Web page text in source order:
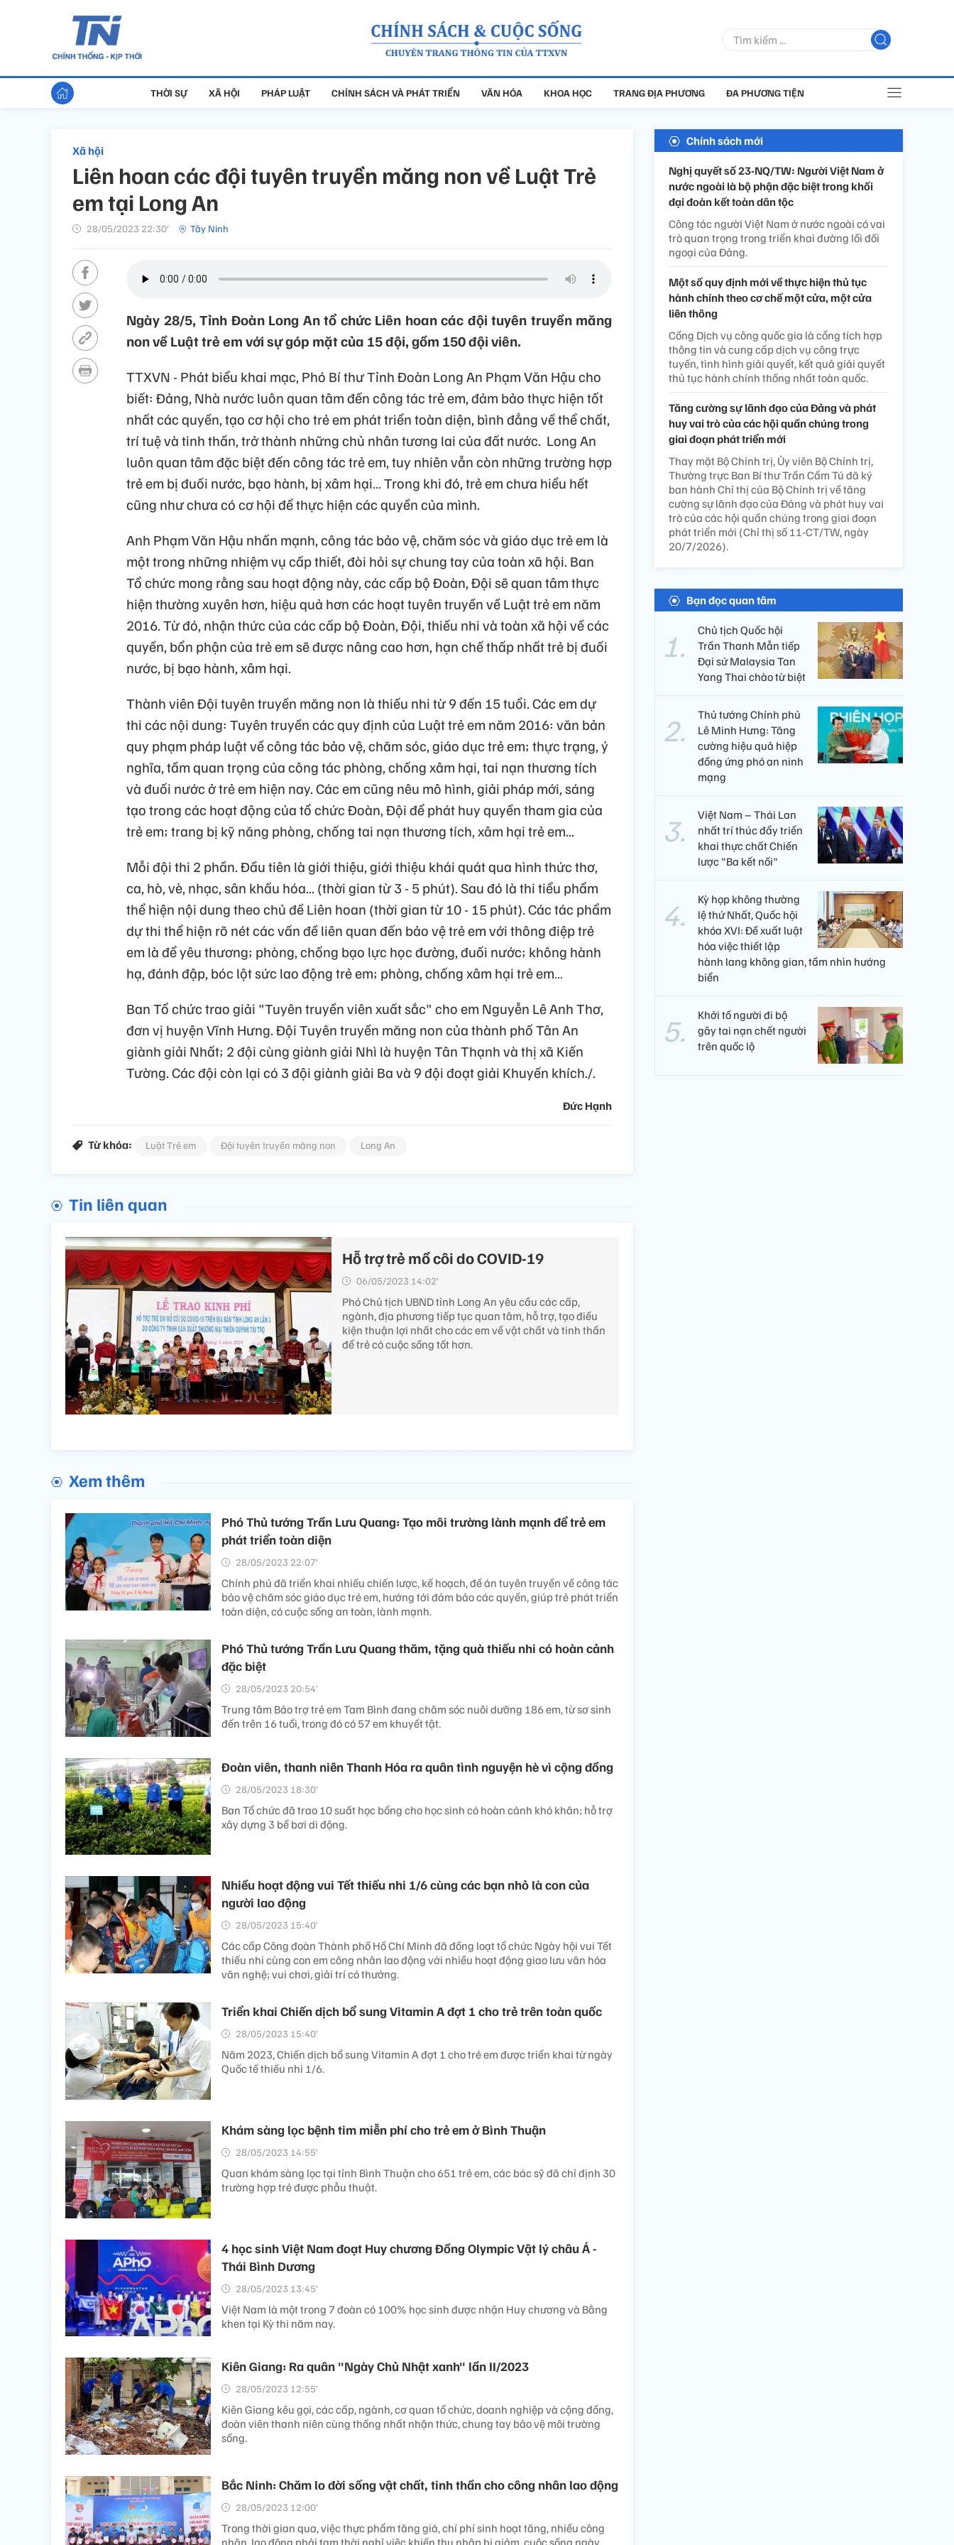
THỜI SỰ XÃ HỘI PHÁP LUẬT CHÍNH SÁCH VÀ PHÁT TRIỂN VĂN HÓA KHOA HỌC TRANG ĐỊA PHƯƠNG ĐA PHƯƠNG TIỆN
Xã hội
Liên hoan các đội tuyên truyền măng non về Luật Trẻ
em tại Long An
28/05/2023 22:30’ Tây Ninh
Ngày 28/5, Tỉnh Đoàn Long An tổ chức Liên hoan các đội tuyên truyền măng
non về Luật trẻ em với sự góp mặt của 15 đội, gồm 150 đội viên.
TTXVN - Phát biểu khai mạc, Phó Bí thư Tỉnh Đoàn Long An Phạm Văn Hậu cho
biết: Đảng, Nhà nước luôn quan tâm đến công tác trẻ em, đảm bảo thực hiện tốt
nhất các quyền, tạo cơ hội cho trẻ em phát triển toàn diện, bình đẳng về thể chất,
trí tuệ và tinh thần, trở thành những chủ nhân tương lai của đất nước. Long An
luôn quan tâm đặc biệt đến công tác trẻ em, tuy nhiên vẫn còn những trường hợp
trẻ em bị đuối nước, bạo hành, bị xâm hại… Trong khi đó, trẻ em chưa hiểu hết
cũng như chưa có cơ hội để thực hiện các quyền của mình.
Anh Phạm Văn Hậu nhấn mạnh, công tác bảo vệ, chăm sóc và giáo dục trẻ em là
một trong những nhiệm vụ cấp thiết, đòi hỏi sự chung tay của toàn xã hội. Ban
Tổ chức mong rằng sau hoạt động này, các cấp bộ Đoàn, Đội sẽ quan tâm thực
hiện thường xuyên hơn, hiệu quả hơn các hoạt tuyên truyền về Luật trẻ em năm
2016. Từ đó, nhận thức của các cấp bộ Đoàn, Đội, thiếu nhi và toàn xã hội về các
quyền, bổn phận của trẻ em sẽ được nâng cao hơn, hạn chế thấp nhất trẻ bị đuối
nước, bị bạo hành, xâm hại.
Thành viên Đội tuyên truyền măng non là thiếu nhi từ 9 đến 15 tuổi. Các em dự
thi các nội dung: Tuyên truyền các quy định của Luật trẻ em năm 2016: văn bản
quy phạm pháp luật về công tác bảo vệ, chăm sóc, giáo dục trẻ em; thực trạng, ý
nghĩa, tầm quan trọng của công tác phòng, chống xâm hại, tai nạn thương tích
và đuối nước ở trẻ em hiện nay. Các em cũng nêu mô hình, giải pháp mới, sáng
tạo trong các hoạt động của tổ chức Đoàn, Đội để phát huy quyền tham gia của
trẻ em; trang bị kỹ năng phòng, chống tai nạn thương tích, xâm hại trẻ em...
Mỗi đội thi 2 phần. Đầu tiên là giới thiệu, giới thiệu khái quát qua hình thức thơ,
ca, hò, vè, nhạc, sân khấu hóa... (thời gian từ 3 - 5 phút). Sau đó là thi tiểu phẩm
thể hiện nội dung theo chủ đề Liên hoan (thời gian từ 10 - 15 phút). Các tác phẩm
dự thi thể hiện rõ nét các vấn đề liên quan đến bảo vệ trẻ em với thông điệp trẻ
em là để yêu thương; phòng, chống bạo lực học đường, đuối nước; không hành
hạ, đánh đập, bóc lột sức lao động trẻ em; phòng, chống xâm hại trẻ em…
Ban Tổ chức trao giải "Tuyên truyền viên xuất sắc" cho em Nguyễn Lê Anh Thơ,
đơn vị huyện Vĩnh Hưng. Đội Tuyên truyền măng non của thành phố Tân An
giành giải Nhất; 2 đội cùng giành giải Nhì là huyện Tân Thạnh và thị xã Kiến
Tường. Các đội còn lại có 3 đội giành giải Ba và 9 đội đoạt giải Khuyến khích./.
Đức Hạnh
Từ khóa: Luật Trẻ em Đội tuyên truyền măng non Long An
Tin liên quan
Hỗ trợ trẻ mồ côi do COVID-19
06/05/2023 14:02’
Phó Chủ tịch UBND tỉnh Long An yêu cầu các cấp,
ngành, địa phương tiếp tục quan tâm, hỗ trợ, tạo điều
kiện thuận lợi nhất cho các em về vật chất và tinh thần
để trẻ có cuộc sống tốt hơn.
Xem thêm
Phó Thủ tướng Trần Lưu Quang: Tạo môi trường lành mạnh để trẻ em
phát triển toàn diện
28/05/2023 22:07’
Chính phủ đã triển khai nhiều chiến lược, kế hoạch, đề án tuyên truyền về công tác
bảo vệ chăm sóc giáo dục trẻ em, hướng tới đảm bảo các quyền, giúp trẻ phát triển
toàn diện, có cuộc sống an toàn, lành mạnh.
Phó Thủ tướng Trần Lưu Quang thăm, tặng quà thiếu nhi có hoàn cảnh
đặc biệt
28/05/2023 20:54’
Trung tâm Bảo trợ trẻ em Tam Bình đang chăm sóc nuôi dưỡng 186 em, từ sơ sinh
đến trên 16 tuổi, trong đó có 57 em khuyết tật.
Đoàn viên, thanh niên Thanh Hóa ra quân tình nguyện hè vì cộng đồng
28/05/2023 18:30’
Ban Tổ chức đã trao 10 suất học bổng cho học sinh có hoàn cảnh khó khăn; hỗ trợ
xây dựng 3 bể bơi di động.
Nhiều hoạt động vui Tết thiếu nhi 1/6 cùng các bạn nhỏ là con của
người lao động
28/05/2023 15:40’
Các cấp Công đoàn Thành phố Hồ Chí Minh đã đồng loạt tổ chức Ngày hội vui Tết
thiếu nhi cùng con em công nhân lao động với nhiều hoạt động giao lưu văn hóa
văn nghệ; vui chơi, giải trí có thưởng.
Triển khai Chiến dịch bổ sung Vitamin A đợt 1 cho trẻ trên toàn quốc
28/05/2023 15:40’
Năm 2023, Chiến dịch bổ sung Vitamin A đợt 1 cho trẻ em được triển khai từ ngày
Quốc tế thiếu nhi 1/6.
Khám sàng lọc bệnh tim miễn phí cho trẻ em ở Bình Thuận
28/05/2023 14:55’
Quan khám sàng lọc tại tỉnh Bình Thuận cho 651 trẻ em, các bác sỹ đã chỉ định 30
trường hợp trẻ được phẫu thuật.
4 học sinh Việt Nam đoạt Huy chương Đồng Olympic Vật lý châu Á -
Thái Bình Dương
28/05/2023 13:45’
Việt Nam là một trong 7 đoàn có 100% học sinh được nhận Huy chương và Bằng
khen tại Kỳ thi năm nay.
Kiên Giang: Ra quân "Ngày Chủ Nhật xanh" lần II/2023
28/05/2023 12:55’
Kiên Giang kêu gọi, các cấp, ngành, cơ quan tổ chức, doanh nghiệp và cộng đồng,
đoàn viên thanh niên cùng thống nhất nhận thức, chung tay bảo vệ môi trường
sống.
Bắc Ninh: Chăm lo đời sống vật chất, tinh thần cho công nhân lao động
28/05/2023 12:00’
Trong thời gian qua, việc thực phẩm tăng giá, chí phí sinh hoạt tăng, nhiều công
Chính sách mới
Nghị quyết số 23-NQ/TW: Người Việt Nam ở
nước ngoài là bộ phận đặc biệt trong khối
đại đoàn kết toàn dân tộc
Công tác người Việt Nam ở nước ngoài có vai
trò quan trọng trong triển khai đường lối đối
ngoại của Đảng.
Một số quy định mới về thực hiện thủ tục
hành chính theo cơ chế một cửa, một cửa
liên thông
Cổng Dịch vụ công quốc gia là cổng tích hợp
thông tin và cung cấp dịch vụ công trực
tuyến, tình hình giải quyết, kết quả giải quyết
thủ tục hành chính thống nhất toàn quốc.
Tăng cường sự lãnh đạo của Đảng và phát
huy vai trò của các hội quần chúng trong
giai đoạn phát triển mới
Thay mặt Bộ Chính trị, Ủy viên Bộ Chính trị,
Thường trực Ban Bí thư Trần Cẩm Tú đã ký
ban hành Chỉ thị của Bộ Chính trị về tăng
cường sự lãnh đạo của Đảng và phát huy vai
trò của các hội quần chúng trong giai đoạn
phát triển mới (Chỉ thị số 11-CT/TW, ngày
20/7/2026).
Bạn đọc quan tâm
Chủ tịch Quốc hội
Trần Thanh Mẫn tiếp
Đại sứ Malaysia Tan
Yang Thai chào từ biệt
Thủ tướng Chính phủ
Lê Minh Hưng: Tăng
cường hiệu quả hiệp
đồng ứng phó an ninh
mạng
Việt Nam – Thái Lan
nhất trí thúc đẩy triển
khai thực chất Chiến
lược "Ba kết nối"
Kỳ họp không thường
lệ thứ Nhất, Quốc hội
khóa XVI: Đề xuất luật
hóa việc thiết lập
hành lang không gian, tầm nhìn hướng
biển
Khởi tố người đi bộ
gây tai nạn chết người
trên quốc lộ